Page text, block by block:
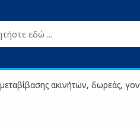
εδώ ...
ακινήτων, δωρεάς,